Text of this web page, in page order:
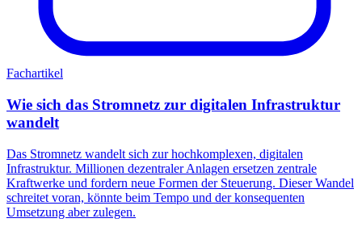
Fachartikel
Wie sich das Stromnetz zur digitalen Infrastruktur
wandelt
Das Stromnetz wandelt sich zur hochkomplexen, digitalen
Infrastruktur. Millionen dezentraler Anlagen ersetzen zentrale
Kraftwerke und fordern neue Formen der Steuerung. Dieser Wandel
schreitet voran, könnte beim Tempo und der konsequenten
Umsetzung aber zulegen.